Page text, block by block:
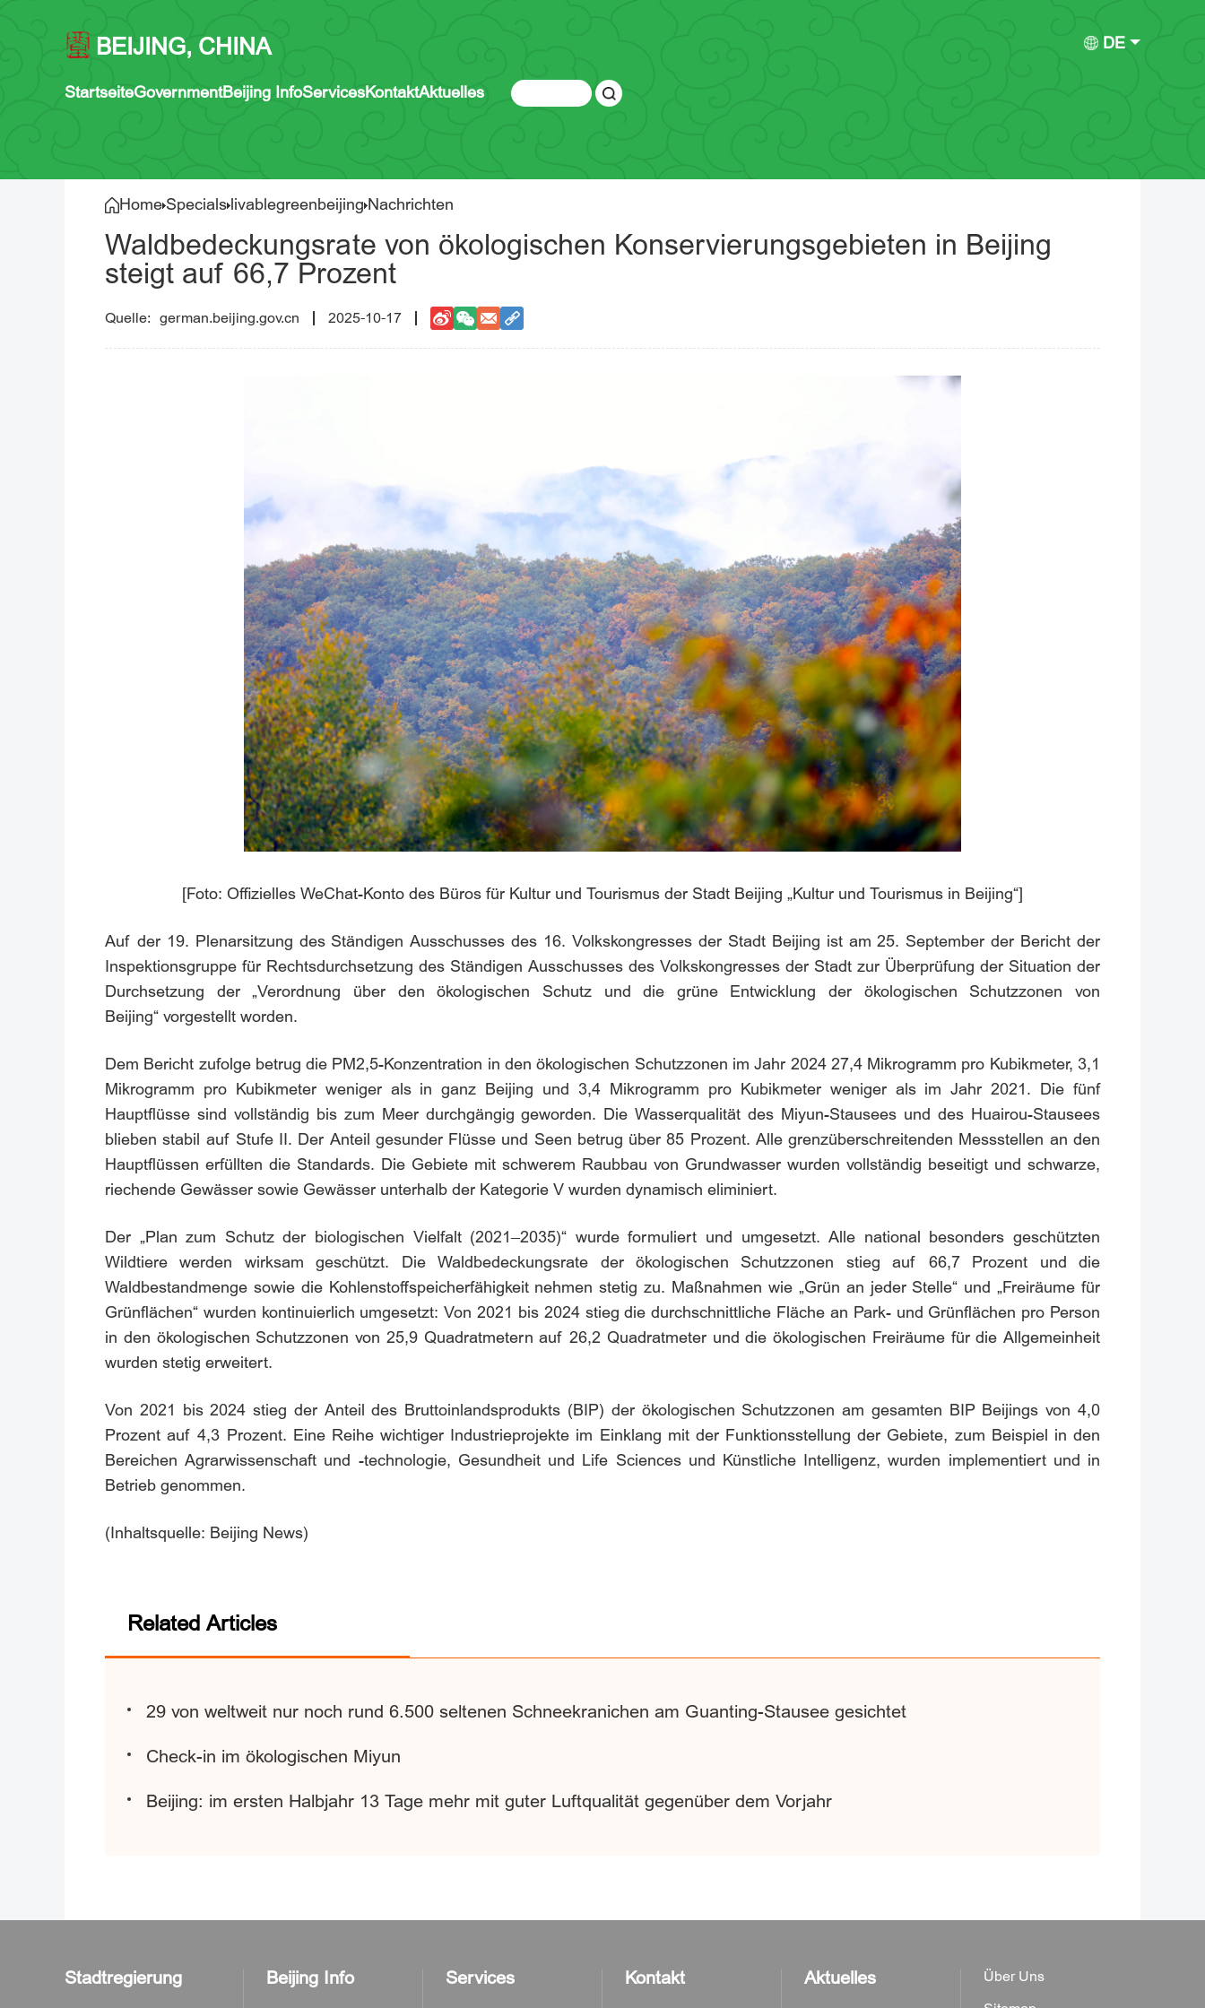
BEIJING, CHINA DE
StartseiteGovernmentBeijing InfoServicesKontaktAktuelles
Home Specials livablegreenbeijing Nachrichten
Waldbedeckungsrate von ökologischen Konservierungsgebieten in Beijing
steigt auf 66,7 Prozent
german.beijing.gov.cn 2025-10-17
[Foto: Offizielles WeChat-Konto des Büros für Kultur und Tourismus der Stadt Beijing „Kultur und Tourismus in Beijing“]
Auf der 19. Plenarsitzung des Ständigen Ausschusses des 16. Volkskongresses der Stadt Beijing ist am 25. September der Bericht der
Inspektionsgruppe für Rechtsdurchsetzung des Ständigen Ausschusses des Volkskongresses der Stadt zur Überprüfung der Situation der
Durchsetzung der „Verordnung über den ökologischen Schutz und die grüne Entwicklung der ökologischen Schutzzonen von
Beijing“ vorgestellt worden.
Dem Bericht zufolge betrug die PM2,5-Konzentration in den ökologischen Schutzzonen im Jahr 2024 27,4 Mikrogramm pro Kubikmeter, 3,1
Mikrogramm pro Kubikmeter weniger als in ganz Beijing und 3,4 Mikrogramm pro Kubikmeter weniger als im Jahr 2021. Die fünf
Hauptflüsse sind vollständig bis zum Meer durchgängig geworden. Die Wasserqualität des Miyun-Stausees und des Huairou-Stausees
blieben stabil auf Stufe II. Der Anteil gesunder Flüsse und Seen betrug über 85 Prozent. Alle grenzüberschreitenden Messstellen an den
Hauptflüssen erfüllten die Standards. Die Gebiete mit schwerem Raubbau von Grundwasser wurden vollständig beseitigt und schwarze,
riechende Gewässer sowie Gewässer unterhalb der Kategorie V wurden dynamisch eliminiert.
Der „Plan zum Schutz der biologischen Vielfalt (2021–2035)“ wurde formuliert und umgesetzt. Alle national besonders geschützten
Wildtiere werden wirksam geschützt. Die Waldbedeckungsrate der ökologischen Schutzzonen stieg auf 66,7 Prozent und die
Waldbestandmenge sowie die Kohlenstoffspeicherfähigkeit nehmen stetig zu. Maßnahmen wie „Grün an jeder Stelle“ und „Freiräume für
Grünflächen“ wurden kontinuierlich umgesetzt: Von 2021 bis 2024 stieg die durchschnittliche Fläche an Park- und Grünflächen pro Person
in den ökologischen Schutzzonen von 25,9 Quadratmetern auf 26,2 Quadratmeter und die ökologischen Freiräume für die Allgemeinheit
wurden stetig erweitert.
Von 2021 bis 2024 stieg der Anteil des Bruttoinlandsprodukts (BIP) der ökologischen Schutzzonen am gesamten BIP Beijings von 4,0
Prozent auf 4,3 Prozent. Eine Reihe wichtiger Industrieprojekte im Einklang mit der Funktionsstellung der Gebiete, zum Beispiel in den
Bereichen Agrarwissenschaft und -technologie, Gesundheit und Life Sciences und Künstliche Intelligenz, wurden implementiert und in
Betrieb genommen.
(Inhaltsquelle: Beijing News)
Related Articles
29 von weltweit nur noch rund 6.500 seltenen Schneekranichen am Guanting-Stausee gesichtet
Check-in im ökologischen Miyun
Beijing: im ersten Halbjahr 13 Tage mehr mit guter Luftqualität gegenüber dem Vorjahr
Stadtregierung Beijing Info Services Kontakt Aktuelles
Über Uns